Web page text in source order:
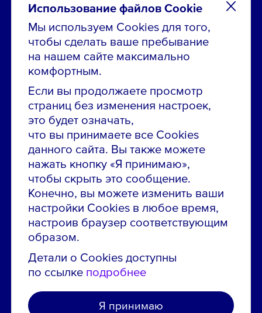
Использование файлов Cookie
Мы используем Cookies для того,
чтобы сделать ваше пребывание
на нашем сайте максимально
комфортным.
Если вы продолжаете просмотр
страниц без изменения настроек,
это будет означать,
что вы принимаете все Cookies
данного сайта. Вы также можете
нажать кнопку «Я принимаю»,
чтобы скрыть это сообщение.
Конечно, вы можете изменить ваши
настройки Cookies в любое время,
настроив браузер соответствующим
образом.
Детали о Cookies доступны
по ссылке подробнее
Я принимаю
Остались вопросы по вакансиям?
Звони в контакт-центр:
8 800 700-19-43
Сообщить об ошибке на сайте
ПАО «ГМК «Норильский никель»
Использование материалов сайта
без согласования запрещено.
Российская Федерация, 123112, г. Москва, 1-й
Красногвардейский проезд., д. 15
Политика конфиденциальности
Политика использования файлов cookie
Пользовательское соглашение об использовании
сайта